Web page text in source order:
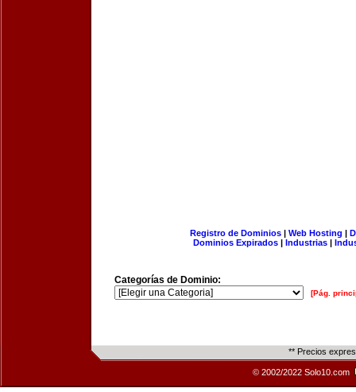
Registro de Dominios| Web Hosting |
Dominios Expirados | Industrias |
Categorías de Dominio:
[Pág.
** Precios
© 2002/2022 Solo10.com